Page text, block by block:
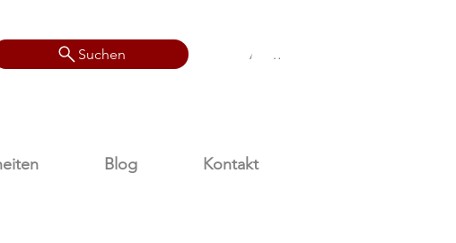
Suchen Anmelden
Blog Kontakt